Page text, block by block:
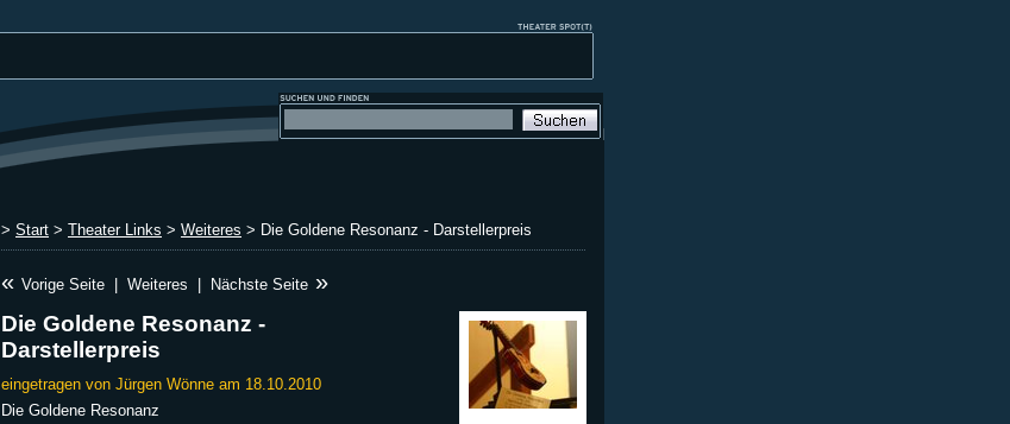
> Start > Theater Links > Weiteres > Die Goldene Resonanz - Darstellerpreis
« Vorige Seite Weiteres Nächste Seite »
Die Goldene Resonanz -
Darstellerpreis
eingetragen von Jürgen Wönne am 18.10.2010
Die Goldene Resonanz